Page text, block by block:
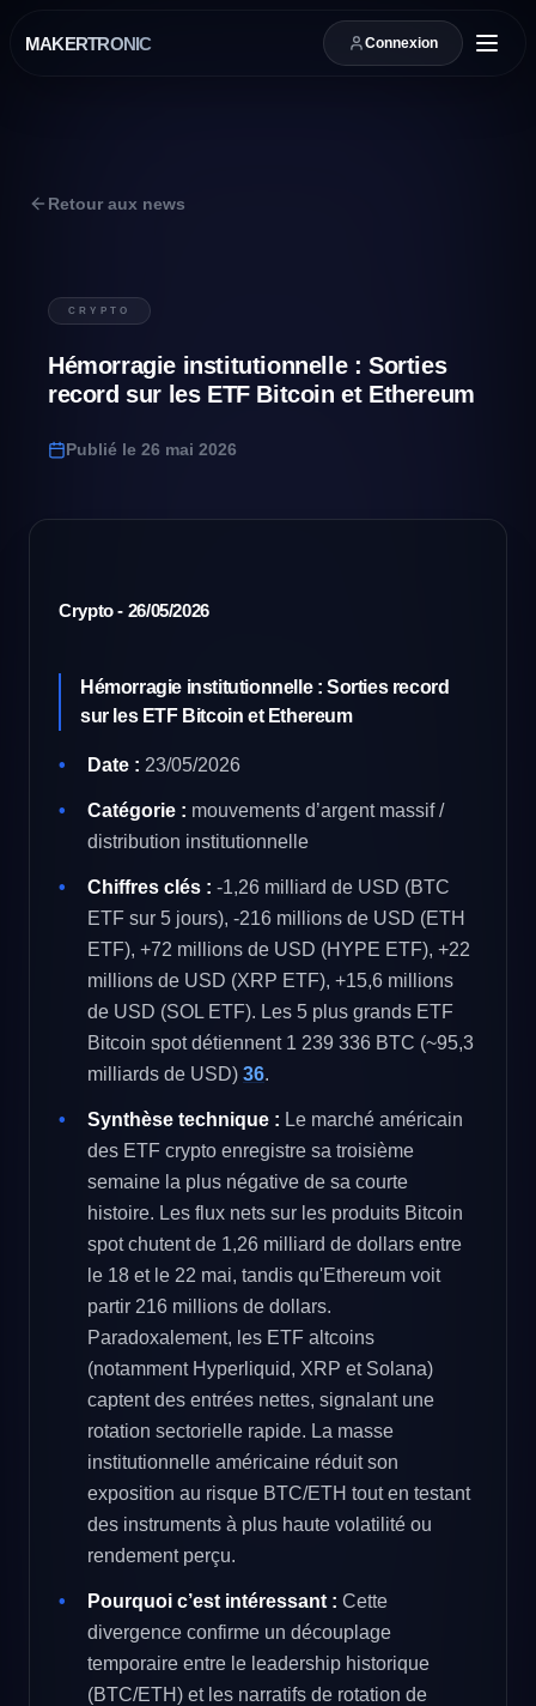
MAKERTRONIC Connexion
Retour aux news
CRYPTO
Hémorragie institutionnelle : Sorties
record sur les ETF Bitcoin et Ethereum
Publié le 26 mai 2026
Crypto - 26/05/2026
Hémorragie institutionnelle : Sorties record
sur les ETF Bitcoin et Ethereum
Date : 23/05/2026
Catégorie : mouvements d’argent massif /
distribution institutionnelle
Chiffres clés : -1,26 milliard de USD (BTC
ETF sur 5 jours), -216 millions de USD (ETH
ETF), +72 millions de USD (HYPE ETF), +22
millions de USD (XRP ETF), +15,6 millions
de USD (SOL ETF). Les 5 plus grands ETF
Bitcoin spot détiennent 1 239 336 BTC (~95,3
milliards de USD) 36.
Synthèse technique : Le marché américain
des ETF crypto enregistre sa troisième
semaine la plus négative de sa courte
histoire. Les flux nets sur les produits Bitcoin
spot chutent de 1,26 milliard de dollars entre
le 18 et le 22 mai, tandis qu'Ethereum voit
partir 216 millions de dollars.
Paradoxalement, les ETF altcoins
(notamment Hyperliquid, XRP et Solana)
captent des entrées nettes, signalant une
rotation sectorielle rapide. La masse
institutionnelle américaine réduit son
exposition au risque BTC/ETH tout en testant
des instruments à plus haute volatilité ou
rendement perçu.
Pourquoi c’est intéressant : Cette
divergence confirme un découplage
temporaire entre le leadership historique
(BTC/ETH) et les narratifs de rotation de